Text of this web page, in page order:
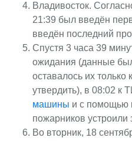
Владивосток.
21:39 был введён
введён последний
Спустя 3 часа 39
ожидания (данные
оставалось их только
утвердить), в 08:02 к
машины и с помощью
пожарников устроили
Во вторник, 18